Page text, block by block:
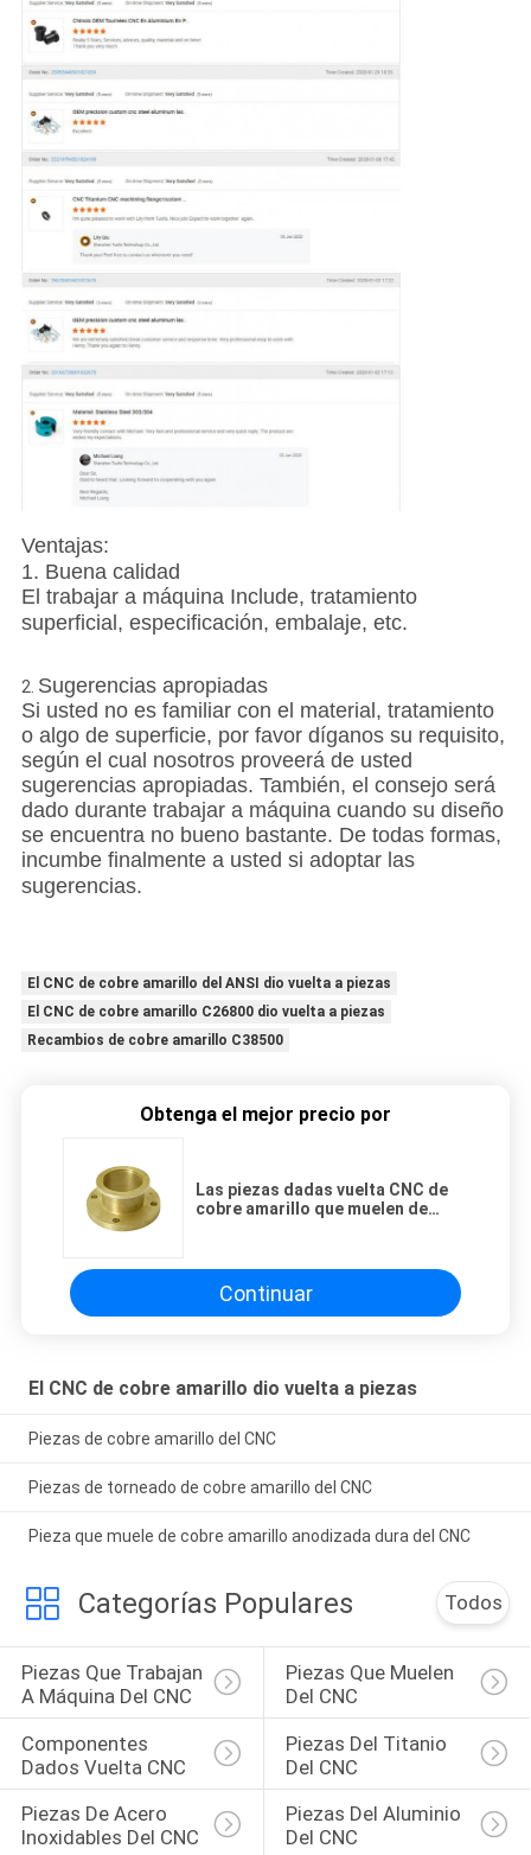
Ventajas:
1. Buena calidad
El trabajar a máquina Include, tratamiento
superficial, especificación, embalaje, etc.
2. Sugerencias apropiadas
Si usted no es familiar con el material, tratamiento
o algo de superficie, por favor díganos su requisito,
según el cual nosotros proveerá de usted
sugerencias apropiadas. También, el consejo será
dado durante trabajar a máquina cuando su diseño
se encuentra no bueno bastante. De todas formas,
incumbe finalmente a usted si adoptar las
sugerencias.
El CNC de cobre amarillo del ANSI dio vuelta a piezas
El CNC de cobre amarillo C26800 dio vuelta a piezas
Recambios de cobre amarillo C38500
Obtenga el mejor precio por
Las piezas dadas vuelta CNC de
cobre amarillo que muelen de
Crankset
Continuar
El CNC de cobre amarillo dio vuelta a piezas
Piezas de cobre amarillo del CNC
Piezas de torneado de cobre amarillo del CNC
Pieza que muele de cobre amarillo anodizada dura del CNC
Categorías Populares Todos
Piezas Que Trabajan
A Máquina Del CNC
Piezas Que Muelen
Del CNC
Componentes
Dados Vuelta CNC
Piezas Del Titanio
Del CNC
Piezas De Acero
Inoxidables Del CNC
Piezas Del Aluminio
Del CNC